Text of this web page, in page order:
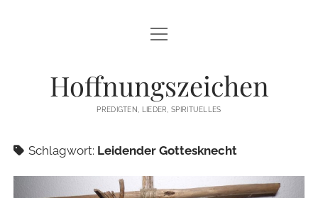
STARTSEITE
PREDIGTEN
TEXTE/PPP
PSALM
LIEDER
Menü
öffnen
Hoffnungszeichen
PREDIGTEN, LIEDER, SPIRITUELLES
Schlagwort: Leidender Gottesknecht